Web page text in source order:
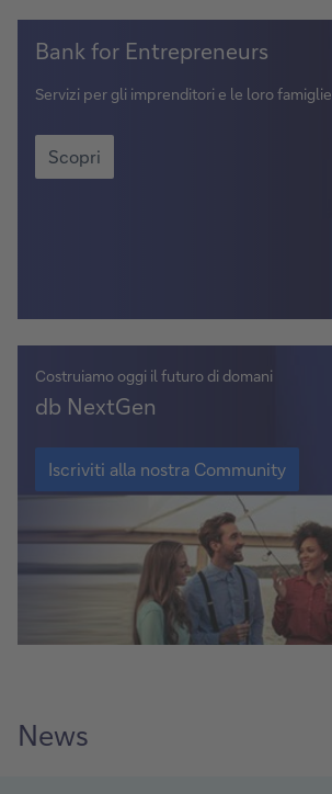
Bank
for
Entrepreneurs
Bank for Entrepreneurs
Servizi per gli imprenditori e le loro famiglie
Bank
for
Entrepreneurs
Scopri
Costruiamo oggi il futuro di domani
Iscriviti
alla
nostra
Community
db NextGen
Iscriviti
alla
nostra
Iscriviti alla nostra Community
News